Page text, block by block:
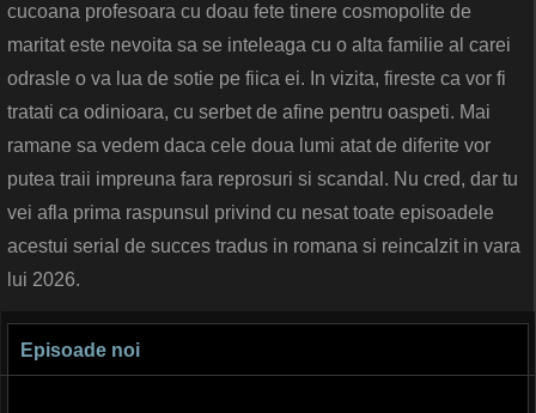
cucoana profesoara cu doau fete tinere cosmopolite de
maritat este nevoita sa se inteleaga cu o alta familie al carei
odrasle o va lua de sotie pe fiica ei. In vizita, fireste ca vor fi
tratati ca odinioara, cu serbet de afine pentru oaspeti. Mai
ramane sa vedem daca cele doua lumi atat de diferite vor
putea traii impreuna fara reprosuri si scandal. Nu cred, dar tu
vei afla prima raspunsul privind cu nesat toate episoadele
acestui serial de succes tradus in romana si reincalzit in vara
lui 2026.
Episoade noi